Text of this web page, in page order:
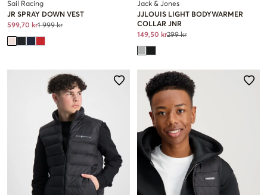
Sail Racing
JR SPRAY DOWN VEST
599,70 kr1 999 kr
Jack & Jones
JJLOUIS LIGHT BODYWARMER
COLLAR JNR
149,50 kr299 kr